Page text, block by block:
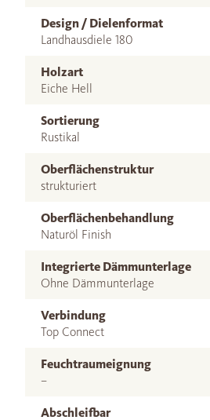
Design / Dielenformat
Landhausdiele 180
Holzart
Eiche Hell
Sortierung
Rustikal
Oberflächenstruktur
strukturiert
Oberflächenbehandlung
Naturöl Finish
Integrierte Dämmunterlage
Ohne Dämmunterlage
Verbindung
Top Connect
Feuchtraumeignung
–
Abschleifbar